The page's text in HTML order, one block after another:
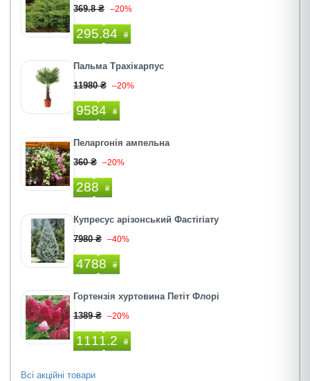
369.8 ₴ –20%
295.84 ₴
Пальма Трахікарпус
11980 ₴ –20%
9584 ₴
Пеларгонія ампельна
360 ₴ –20%
288 ₴
Купресус арізонський Фастігіату
7980 ₴ –40%
4788 ₴
Гортензія хуртовина Петіт Флорі
1389 ₴ –20%
1111.2 ₴
Всі акційні товари